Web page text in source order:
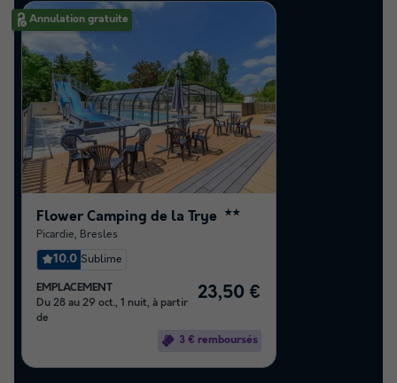
notés par nos clients
Annulation gratuite
Flower Camping de la Trye ★★
Picardie, Bresles
10.0 Sublime
EMPLACEMENT
Du 28 au 29 oct., 1 nuit, à partir
de
23,50 €
3 € remboursés